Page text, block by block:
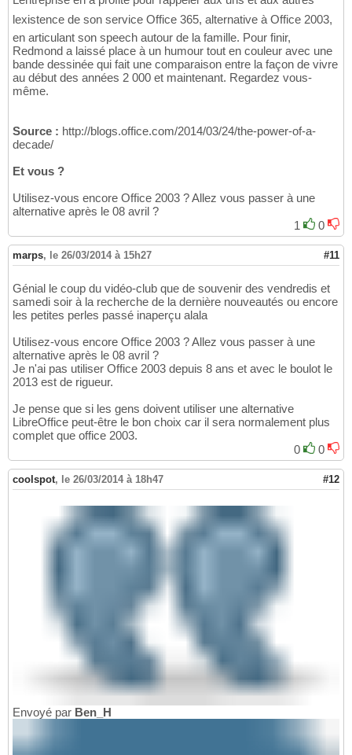
lexistence de son service Office 365, alternative à Office 2003,
en articulant son speech autour de la famille. Pour finir,
Redmond a laissé place à un humour tout en couleur avec une
bande dessinée qui fait une comparaison entre la façon de vivre
au début des années 2 000 et maintenant. Regardez vous-
même.
Source : http://blogs.office.com/2014/03/24/the-power-of-a-
decade/
Et vous ?
Utilisez-vous encore Office 2003 ? Allez vous passer à une
alternative après le 08 avril ?
1
0
marps, le 26/03/2014 à 15h27 #11
Génial le coup du vidéo-club que de souvenir des vendredis et
samedi soir à la recherche de la dernière nouveautés ou encore
les petites perles passé inaperçu alala
Utilisez-vous encore Office 2003 ? Allez vous passer à une
alternative après le 08 avril ?
Je n'ai pas utiliser Office 2003 depuis 8 ans et avec le boulot le
2013 est de rigueur.
Je pense que si les gens doivent utiliser une alternative
LibreOffice peut-être le bon choix car il sera normalement plus
complet que office 2003.
0
0
coolspot, le 26/03/2014 à 18h47 #12
Envoyé par Ben_H